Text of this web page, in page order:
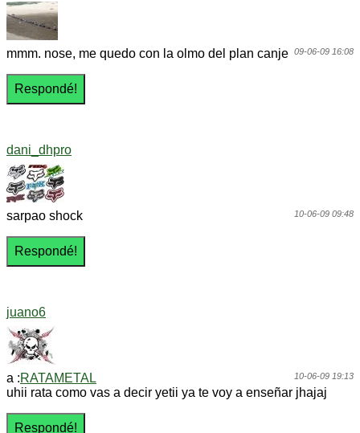
09-06-09 16:08
mmm. nose, me quedo con la olmo del plan canje
dani_dhpro
10-06-09 09:48
sarpao shock
juano6
10-06-09 19:13
a :RATAMETAL
uhii rata como vas a decir yetii ya te voy a enseñar jhajaj